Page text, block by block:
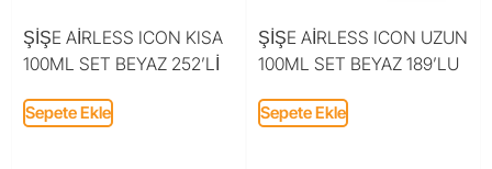
ŞİŞE AİRLESS ICON KISA
100ML SET BEYAZ 252’Lİ
Sepete Ekle
ŞİŞE AİRLESS ICON UZUN
100ML SET BEYAZ 189’LU
Sepete Ekle